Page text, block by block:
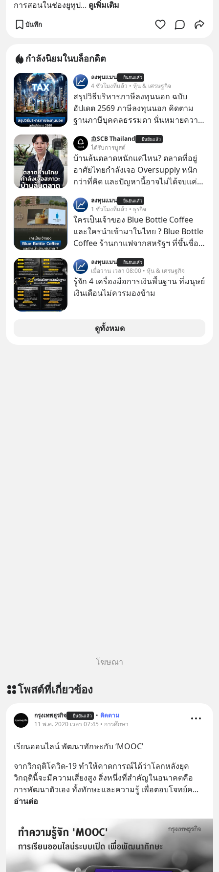
การสอนในช่องยูทูป... ดูเพิ่มเติม
บันทึก
กำลังนิยมในบล็อกดิต
ลงทุนแมน ยืนยันแล้ว
4 ชั่วโมงที่แล้ว • หุ้น & เศรษฐกิจ
สรุปวิธีบริหารภาษีลงทุนนอก ฉบับ
อัปเดต 2569 ภาษีลงทุนนอก คิดตาม
ฐานภาษีบุคคลธรรมดา นั่นหมายความ
SCB Thailand ยืนยันแล้ว
ได้รับการบูสต์
บ้านล้นตลาดหนักแค่ไหน? ตลาดที่อยู่
อาศัยไทยกำลังเจอ Oversupply หนัก
กว่าที่คิด และปัญหานี้อาจไม่ได้จบแค่
ล้นตลาด #เศรษฐกิจไทย #EICAround
#SCBThailand สามารถดูคลิปที่
youtube ประกอบได้ที่ link :
https://youtube.com/shorts/-
ลงทุนแมน ยืนยันแล้ว
1 ชั่วโมงที่แล้ว • ธุรกิจ
ใครเป็นเจ้าของ Blue Bottle Coffee
และใครนำเข้ามาในไทย ? Blue Bottle
Coffee ร้านกาแฟจากสหรัฐฯ ที่ขึ้นชื่อ
แรกในประเทศไทย ที่ Central Park
ลงทุนแมน ยืนยันแล้ว
เมื่อวาน เวลา 08:00 • หุ้น & เศรษฐกิจ
รู้จัก 4 เครื่องมือการเงินพื้นฐาน ที่มนุษย์
เงินเดือนไม่ควรมองข้าม
ดูทั้งหมด
โฆษณา
โพสต์ที่เกี่ยวข้อง
กรุงเทพธุรกิจ ยืนยันแล้ว • ติดตาม
11 พ.ค. 2020 เวลา 07:45 • การศึกษา
เรียนออนไลน์ พัฒนาทักษะกับ ‘MOOC’
จากวิกฤติโควิด-19 ทำให้คาดการณ์ได้ว่าโลกหลังยุค
วิกฤตินี้จะมีความเสี่ยงสูง สิ่งหนึ่งที่สำคัญในอนาคตคือ
การพัฒนาตัวเอง ทั้งทักษะและความรู้ เพื่อตอบโจทย์ค
อ่านต่อ